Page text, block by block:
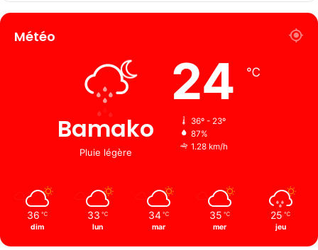
Météo
Bamako
Pluie légère
24 ℃
36º - 23º
87%
1.28 km/h
36 ℃
dim
33 ℃
lun
34 ℃
mar
35 ℃
mer
25 ℃
jeu